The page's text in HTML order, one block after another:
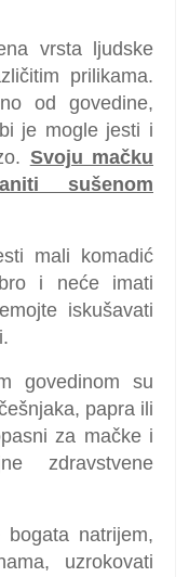
vrsta ljudske
prilikama.
od govedine,
je mogle jesti i
Svoju mačku
sušenom
mali komadić
i neće imati
iskušavati
govedinom su
papra ili
za mačke i
zdravstvene
natrijem,
uzrokovati